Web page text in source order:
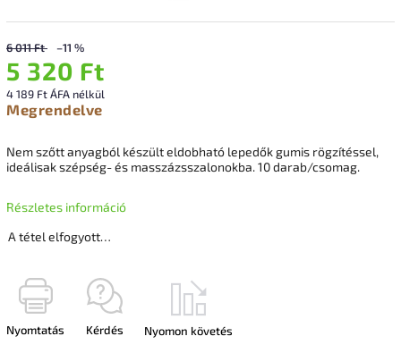
6 011 Ft –11 %
5 320 Ft
4 189 Ft ÁFA nélkül
Megrendelve
A tétel elfogyott…
Nem szőtt anyagból készült eldobható lepedők gumis rögzítéssel,
ideálisak szépség- és masszázsszalonokba. 10 darab/csomag.
Részletes információ
Nyomtatás Kérdés Nyomon követés